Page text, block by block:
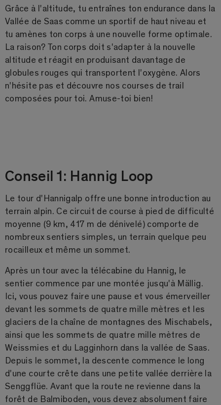
Grâce à l'altitude, tu entraînes ton endurance dans la
Vallée de Saas comme un sportif de haut niveau et
tu amènes ton corps à une nouvelle forme optimale.
La raison? Ton corps doit s'adapter à la nouvelle
altitude et réagit en produisant davantage de
globules rouges qui transportent l'oxygène. Alors
n'hésite pas et découvre nos courses de trail
composées pour toi. Amuse-toi bien!
Conseil 1: Hannig Loop
Le tour d'Hannigalp offre une bonne introduction au
terrain alpin. Ce circuit de course à pied de difficulté
moyenne (9 km, 417 m de dénivelé) comporte de
nombreux sentiers simples, un terrain quelque peu
rocailleux et même un sommet.
Après un tour avec la télécabine du Hannig, le
sentier commence par une montée jusqu'à Mällig.
Ici, vous pouvez faire une pause et vous émerveiller
devant les sommets de quatre mille mètres et les
glaciers de la chaîne de montagnes des Mischabels,
ainsi que les sommets de quatre mille mètres de
Weissmies et du Lagginhorn dans la vallée de Saas.
Depuis le sommet, la descente commence le long
d'une courte crête dans une petite vallée derrière la
Senggflüe. Avant que la route ne revienne dans la
forêt de Balmiboden, vous devez absolument faire